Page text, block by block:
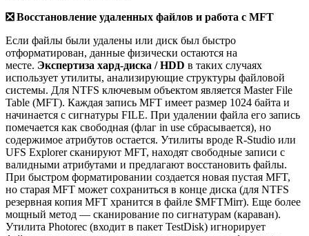
❎ Восстановление удаленных файлов и работа с MFT
Если файлы были удалены или диск был быстро
отформатирован, данные физически остаются на
месте. Экспертиза хард-диска / HDD в таких случаях
использует утилиты, анализирующие структуры файловой
системы. Для NTFS ключевым объектом является Master File
Table (MFT). Каждая запись MFT имеет размер 1024 байта и
начинается с сигнатуры FILE. При удалении файла его запись
помечается как свободная (флаг in use сбрасывается), но
содержимое атрибутов остается. Утилиты вроде R-Studio или
UFS Explorer сканируют MFT, находят свободные записи с
валидными атрибутами и предлагают восстановить файлы.
При быстром форматировании создается новая пустая MFT,
но старая MFT может сохраниться в конце диска (для NTFS
резервная копия MFT хранится в файле $MFTMirr). Еще более
мощный метод — сканирование по сигнатурам (караван).
Утилита Photorec (входит в пакет TestDisk) игнорирует